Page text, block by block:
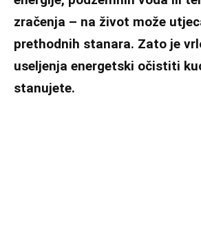
zračenja – na život može
prethodnih stanara. Zato je
useljenja energetski očistiti
stanujete.